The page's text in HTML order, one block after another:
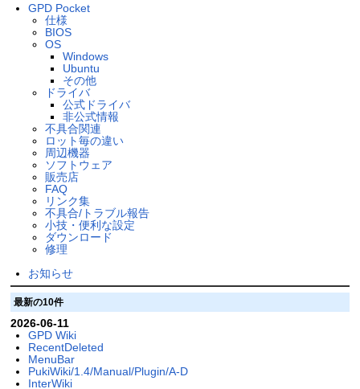
GPD Pocket
仕様
BIOS
OS
Windows
Ubuntu
その他
ドライバ
公式ドライバ
非公式情報
不具合関連
ロット毎の違い
周辺機器
ソフトウェア
販売店
FAQ
リンク集
不具合/トラブル報告
小技・便利な設定
ダウンロード
修理
お知らせ
最新の10件
2026-06-11
GPD Wiki
RecentDeleted
MenuBar
PukiWiki/1.4/Manual/Plugin/A-D
InterWiki